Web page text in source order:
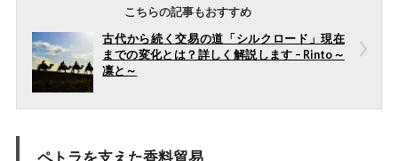
こちらの記事もおすすめ
古代から続く交易の道「シルクロード」現在
までの変化とは？詳しく解説します – Rinto～
凛と～
ペトラを支えた香料貿易